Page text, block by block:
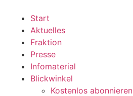
wechseln
Start
Aktuelles
Fraktion
Presse
Infomaterial
Blickwinkel
Kostenlos abonnieren